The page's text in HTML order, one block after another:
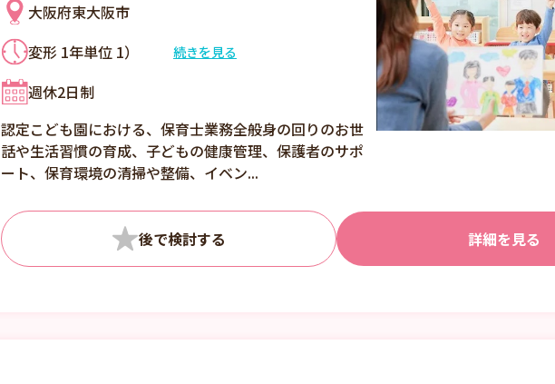
保。業務の効率化を図
っています。 ・複数
担任制で保育をしてお
り、先生一人ひとりの
ます。
大阪府東大阪市
変形 1年単位 1）
08:30～17:00 3）
09:00～18:00 ・休憩
60分 ・時間外勤務:あ
り 月平均2時間
続きを見る
週休2日制
認定こども園における、保育士業務全般身の回りのお世
話や生活習慣の育成、子どもの健康管理、保護者のサポ
ート、保育環境の清掃や整備、イベン...
詳細を見る